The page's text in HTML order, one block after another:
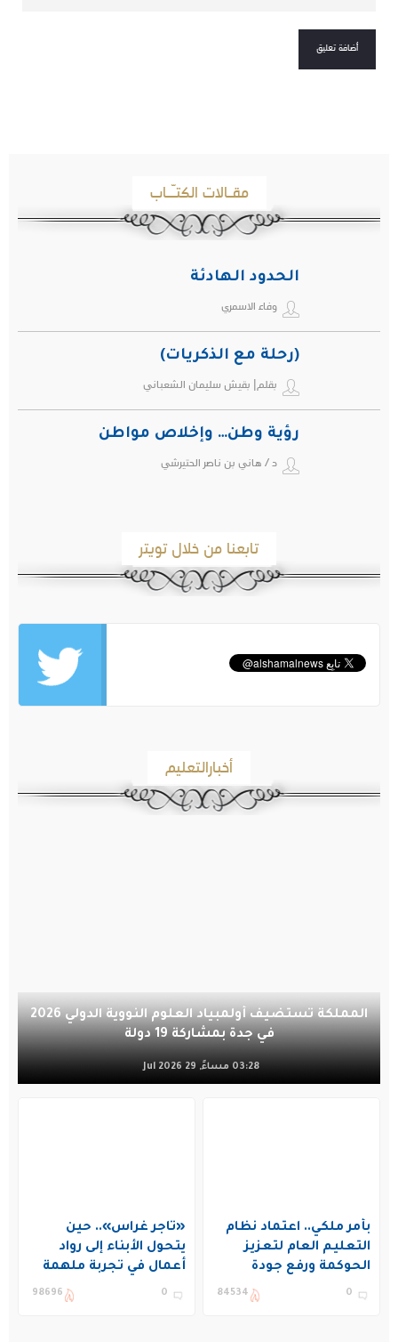
مقـالات الكتـّـاب
الحدود الهادئة
وفاء الاسمري
(رحلة مع الذكريات)
بقلم| بقيش سليمان الشعباني
رؤية وطن… وإخلاص مواطن
د / هاني بن ناصر الحتيرشي
تابعنا من خلال تويتر
أخبارالتعليم
المملكة تستضيف أولمبياد العلوم النووية الدولي 2026
في جدة بمشاركة 19 دولة
03:28 مساءً, 29 Jul 2026
بأمر ملكي.. اعتماد نظام
التعليم العام لتعزيز
الحوكمة ورفع جودة
التعليم في المملكة
0
84534
«تاجر غراس».. حين
يتحول الأبناء إلى رواد
أعمال في تجربة ملهمة
بنادي غراس الصيفي
0
98696